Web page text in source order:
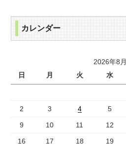
カレンダー
2026年8月
日
月 火 水
2 3 4 5
9 10 11 12
16 17 18 19